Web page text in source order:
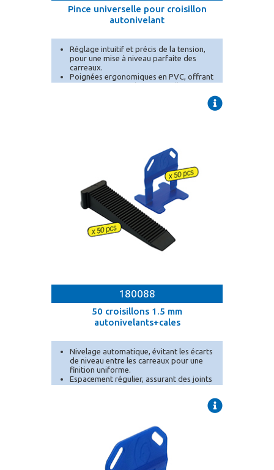
Pince universelle pour croisillon
autonivelant
Réglage intuitif et précis de la tension,
pour une mise à niveau parfaite des
carreaux.
Poignées ergonomiques en PVC, offrant
un confort optimal et une meilleure prise
180088
50 croisillons 1.5 mm
autonivelants+cales
Nivelage automatique, évitant les écarts
de niveau entre les carreaux pour une
finition uniforme.
Espacement régulier, assurant des joints
précis et homogènes grâce aux bases de
Adapté aux carreaux de 3 mm à 20 mm